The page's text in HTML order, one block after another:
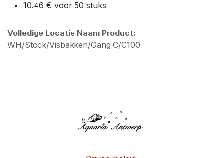
10.46 € voor 50 stuks
Volledige Locatie Naam Product:
WH/Stock/Visbakken/Gang C/C100